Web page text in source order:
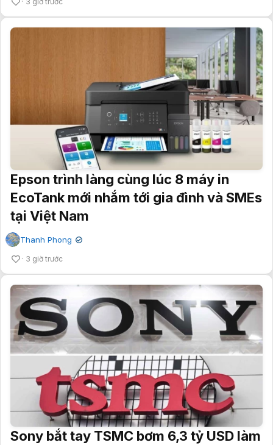
Epson trình làng cùng lúc 8 máy in
EcoTank mới nhắm tới gia đình và SMEs
tại Việt Nam
Thanh Phong ✔
3 giờ trước
Sony bắt tay TSMC bơm 6,3 tỷ USD làm